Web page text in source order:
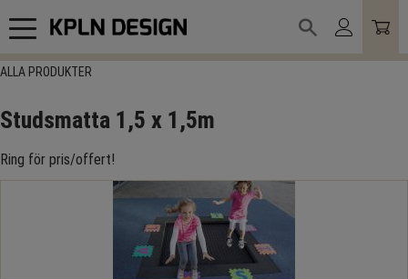
Meny
ALLA PRODUKTER
Studsmatta 1,5 x 1,5m
Ring för pris/offert!